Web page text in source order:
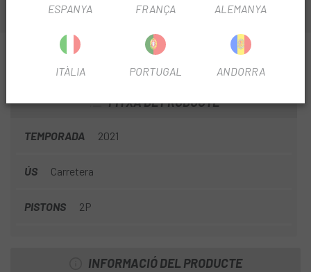
INFORMACIÓ SOBRE PINÇA SHIMANO ULTEGRA
DEL/POST. BR-RS785
FITXA DE PRODUCTE
TEMPORADA 2021
ÚS Carretera
PISTONS 2P
INFORMACIÓ DEL PRODUCTE
ESPANYA FRANÇA ALEMANYA
ITÀLIA PORTUGAL ANDORRA